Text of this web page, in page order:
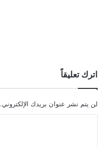
اترك تعليقاً
لن يتم نشر عنوان بريدك الإلكتروني.